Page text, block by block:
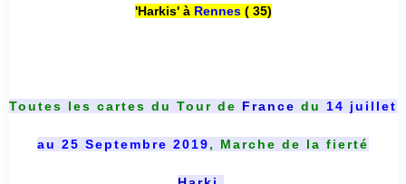
'Harkis' à Rennes( 35)
Toutes les cartes du Tour de France du 14 juillet
au 25 Septembre 2019, Marche de la fierté